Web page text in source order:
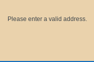
Please enter a valid address.